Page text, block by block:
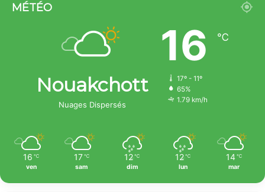
MÉTÉO
Nouakchott
Nuages Dispersés
16 ℃
17º - 11º
65%
1.79 km/h
16 ℃
ven
17 ℃
sam
12 ℃
dim
12 ℃
lun
14 ℃
mar